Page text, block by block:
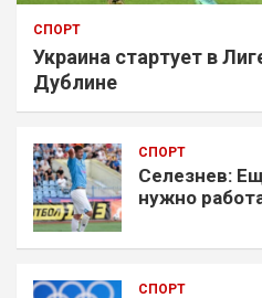
СПОРТ
Украина стартует в
Дублине
СПОРТ
Селезнев:
нужно
СПОРТ